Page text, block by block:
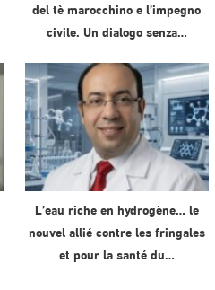
del tè marocchino e l’impegno
civile. Un dialogo senza…
L’eau riche en hydrogène… le
nouvel allié contre les fringales
et pour la santé du…